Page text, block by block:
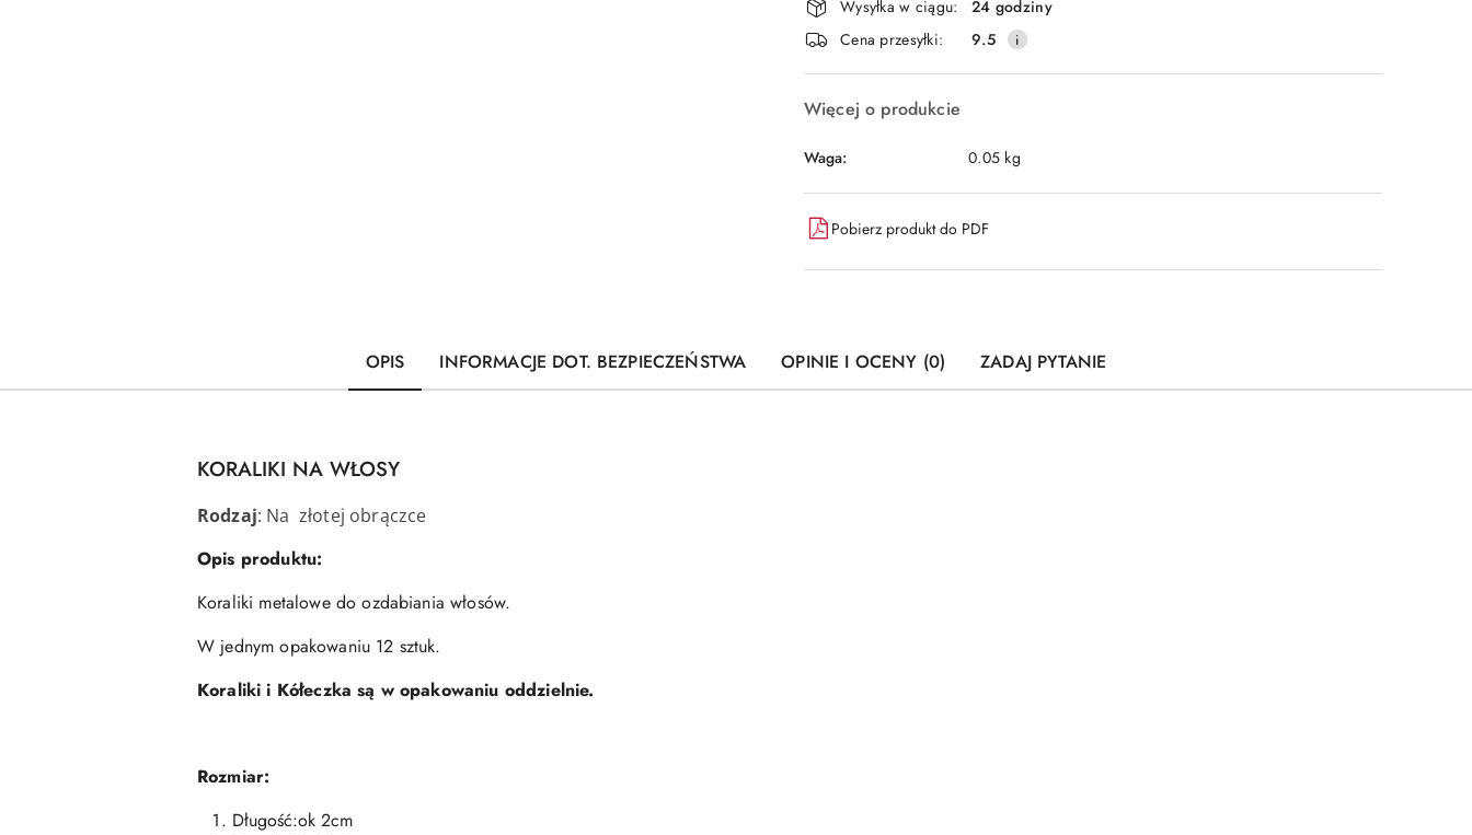
i
dostawa
Wysyłka w ciągu:
24 godziny
Cena przesyłki:
9.5
Więcej o produkcie
Waga: 0.05 kg
Pobierz produkt do PDF
OPIS INFORMACJE DOT. BEZPIECZEŃSTWA OPINIE I OCENY (0) ZADAJ PYTANIE
KORALIKI NA WŁOSY
Rodzaj: Na złotej obrączce
Opis produktu:
Koraliki metalowe do ozdabiania włosów.
W jednym opakowaniu 12 sztuk.
Koraliki i Kółeczka są w opakowaniu oddzielnie.
Rozmiar:
Długość:ok 2cm